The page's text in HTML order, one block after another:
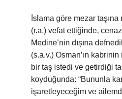
İslama göre mezar taşına
(r.a.) vefat ettiğinde,
Medine’nin dışına
(s.a.v.) Osman’ın
bir taş istedi ve getirdiği
koyduğunda: “Bununla
işaretleyeceğim ve